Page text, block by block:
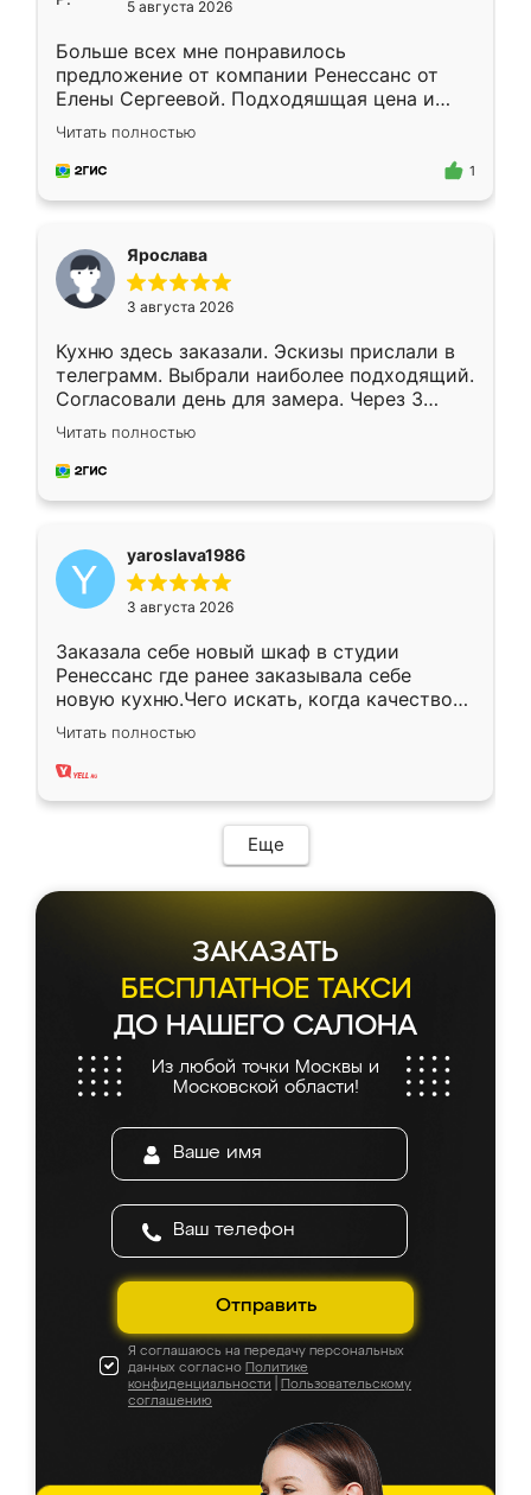
5 августа 2026
Больше всех мне понравилось
предложение от компании Ренессанс от
Елены Сергеевой. Подходяшщая цена и
короткие сроки изготовления. Приехавший
для замера сотрудник Владислав
предложил по моему эскизу самый
Читать полностью
1
Ярослава
3 августа 2026
Кухню здесь заказали. Эскизы прислали в
телеграмм. Выбрали наиболее подходящий.
Согласовали день для замера. Через 3
недели кухня была уже готова. Остались
довольны работой. Спасибо Ренессанс
мебель за качественную работу!
Читать полностью
yaroslava1986
3 августа 2026
Заказала себе новый шкаф в студии
Ренессанс где ранее заказывала себе
новую кухню.Чего искать, когда качеством
вполне довольна. Служит кухня уже почти
два года, нареканий нет.
Читать полностью
Еще
ЗАКАЗАТЬ
БЕСПЛАТНОЕ ТАКСИ
ДО НАШЕГО САЛОНА
Из любой точки Москвы и
Московской области!
Отправить
Я соглашаюсь на передачу персональных
данных согласно Политике
конфиденциальности
Пользовательскому
соглашению